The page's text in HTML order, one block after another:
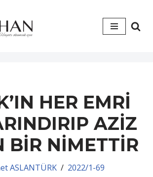
HER EMRİ
AZİZ
BİR NİMETTİR
ASLANTÜRK 2022/1-69